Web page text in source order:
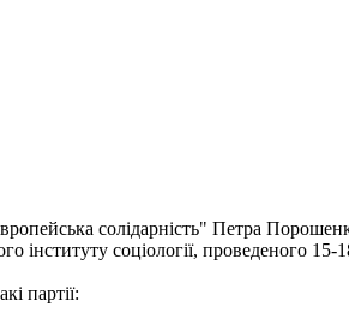
солідарність" Петра
інституту соціології, проведеного 15-
партії: